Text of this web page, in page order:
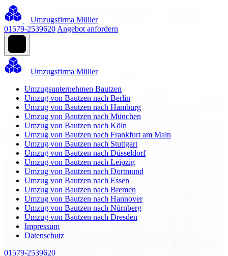
Umzugsfirma Müller
01579-2539620 Angebot anfordern
Umzugsfirma Müller
Umzugsunternehmen Bautzen
Umzug von Bautzen nach Berlin
Umzug von Bautzen nach Hamburg
Umzug von Bautzen nach München
Umzug von Bautzen nach Köln
Umzug von Bautzen nach Frankfurt am Main
Umzug von Bautzen nach Stuttgart
Umzug von Bautzen nach Düsseldorf
Umzug von Bautzen nach Leipzig
Umzug von Bautzen nach Dortmund
Umzug von Bautzen nach Essen
Umzug von Bautzen nach Bremen
Umzug von Bautzen nach Hannover
Umzug von Bautzen nach Nürnberg
Umzug von Bautzen nach Dresden
Impressum
Datenschutz
01579-2539620